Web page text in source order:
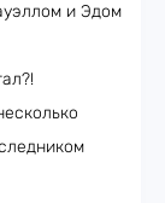
и Эдом